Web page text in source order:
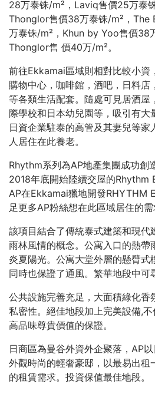
28万泰铢/m²，Laviq售價25万泰
Thonglor售價38万泰铢/m²，The
万泰铢/m²，Khun by Yoo售價38
Thonglor售 價40万/m²。
前往Ekkamai區域則相對比較小資
購物中心，咖啡館，酒吧，日料店
等各類生活配套。隨處可見居酒屋
際學校和日本幼兒園等，吸引有大
日資企業駐泰的高管及其妻兒等
人居住在此養老。
Rhythm系列為AP地產集團成功創
2018年底開始陸續交屋的Rhythm
AP在Ekkamai獵地開發RHYTHM
足更多AP粉絲想在此區域居住的需
該項目結合了傳統泰式建築和現代
雨林風情的概念。公寓入口的熱帶
炎夏陽光。公寓大堂外層的懸臂式
同時也保證了通風。繁華地段中可
公共設施完善充足，大面積綠化香
私密性。絕佳地段加上完美設備,
高品味尊貴價值的保證。
日商區為曼谷外資外企聚落，AP
外觀時尚的輕奢豪邸，以最易出租
的租賃需求。投資保值最佳地段。